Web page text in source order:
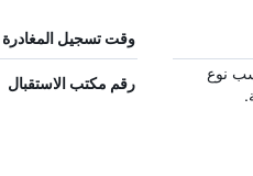
وقت تسجيل المغادرة
نوع
رقم مكتب الاستقبال